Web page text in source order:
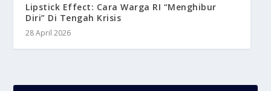
Lipstick Effect: Cara Warga RI “Menghibur
Diri” Di Tengah Krisis
28 April 2026